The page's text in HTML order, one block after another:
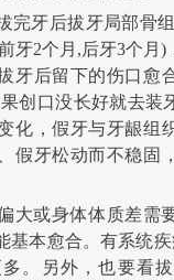
牙后拔牙局部骨组
牙2个月,后牙3个月)
牙后留下的伤口愈
创口没长好就去装
化，假牙与牙龈组
假牙松动而不稳固
或身体体质差需
基本愈合。有系统
。另外，也要看